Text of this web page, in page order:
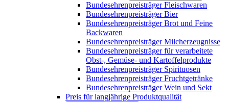
Bundesehrenpreisträger Fleischwaren
Bundesehrenpreisträger Bier
Bundesehrenpreisträger Brot und Feine
Backwaren
Bundesehrenpreisträger Milcherzeugnisse
Bundesehrenpreisträger für verarbeitete
Obst-, Gemüse- und Kartoffelprodukte
Bundesehrenpreisträger Spirituosen
Bundesehrenpreisträger Fruchtgetränke
Bundesehrenpreisträger Wein und Sekt
Preis für langjährige Produktqualität